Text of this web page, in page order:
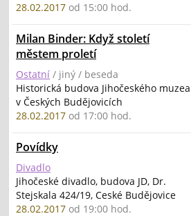
28.02.2017 od 15:00 hod.
Milan Binder: Když století
městem proletí
Ostatní / jiný / beseda
Historická budova Jihočeského muzea
v Českých Budějovicích
28.02.2017 od 17:00 hod.
Povídky
Divadlo
Jihočeské divadlo, budova JD, Dr.
Stejskala 424/19, Ceské Budějovice
28.02.2017 od 19:00 hod.